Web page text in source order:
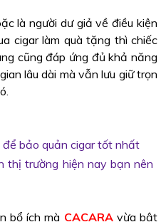
là người dư giả về điều kiện
cigar làm quà tặng thì chiếc
cũng đáp ứng đủ khả năng
lâu dài mà vẫn lưu giữ trọn
bảo quản cigar tốt nhất
trường hiện nay bạn nên
bổ ích mà CACARAvừa bật